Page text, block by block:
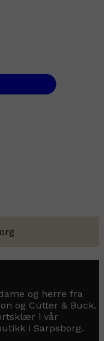
og herre fra
og Cutter & Buck.
i vår
i Sarpsborg.